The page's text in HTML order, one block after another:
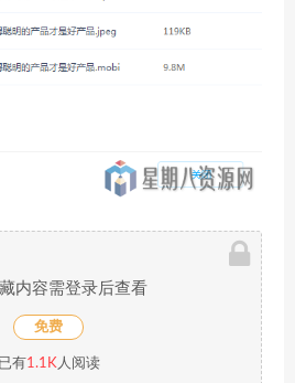
内容需登录后查看
免费
已有1.1K人阅读